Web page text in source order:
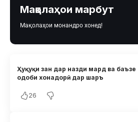
Мақолаҳои марбут
Мақолаҳои монандро хонед!
Ҳуқуқи зан дар назди мард ва баъзе
одоби хонадорӣ дар шаръ
26